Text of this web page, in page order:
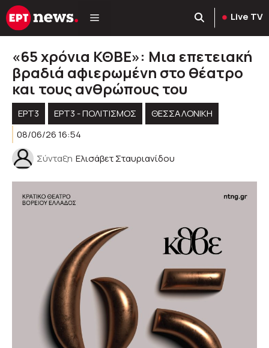
Μετάβαση
σε
Live TV
«65 χρόνια ΚΘΒΕ»: Μια επετειακή
βραδιά αφιερωμένη στο θέατρο
και τους ανθρώπους του
ΕΡΤ3 ΕΡΤ3 - ΠΟΛΙΤΙΣΜΌΣ
ΘΕΣΣΑΛΟΝΙΚΗ
08/06/26 16:54
Σύνταξη Ελισάβετ Σταυριανίδου